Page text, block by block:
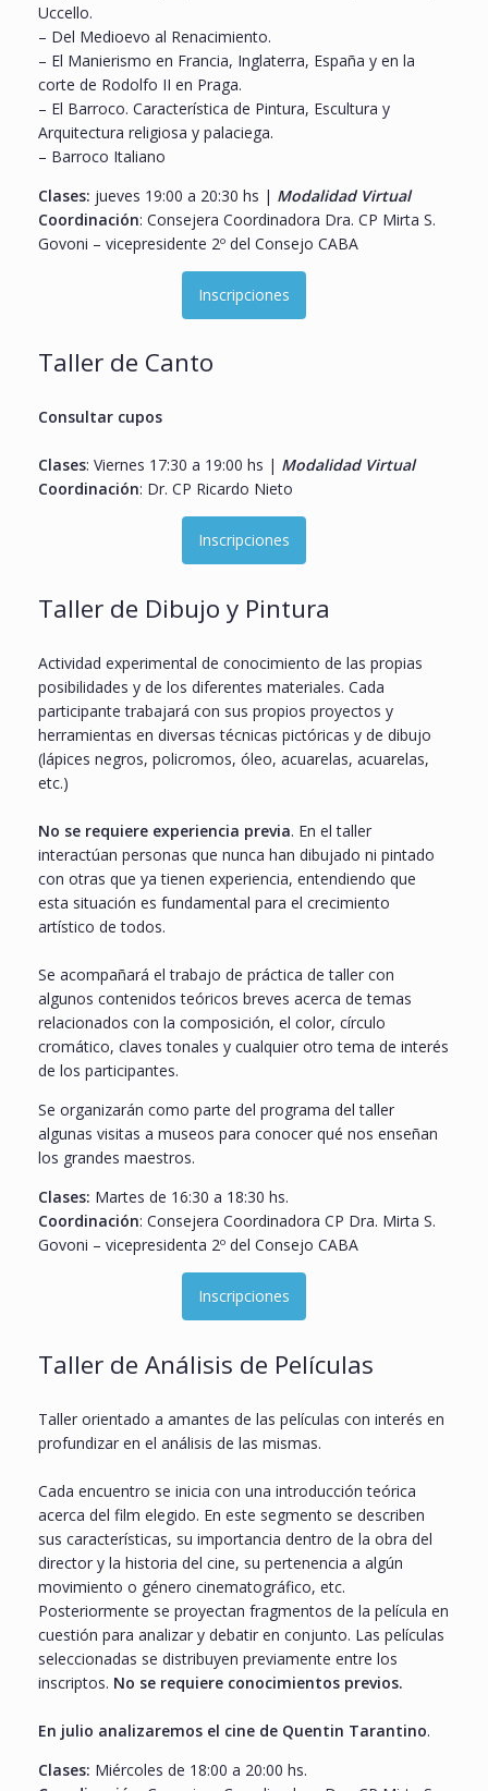
Uccello.
– Del Medioevo al Renacimiento.
– El Manierismo en Francia, Inglaterra, España y en la
corte de Rodolfo II en Praga.
– El Barroco. Característica de Pintura, Escultura y
Arquitectura religiosa y palaciega.
– Barroco Italiano
Clases: jueves 19:00 a 20:30 hs | Modalidad Virtual
Coordinación: Consejera Coordinadora Dra. CP Mirta S.
Govoni – vicepresidente 2º del Consejo CABA
Inscripciones
Taller de Canto
Consultar cupos
Clases: Viernes 17:30 a 19:00 hs | Modalidad Virtual
Coordinación: Dr. CP Ricardo Nieto
Inscripciones
Taller de Dibujo y Pintura
Actividad experimental de conocimiento de las propias
posibilidades y de los diferentes materiales. Cada
participante trabajará con sus propios proyectos y
herramientas en diversas técnicas pictóricas y de dibujo
(lápices negros, policromos, óleo, acuarelas, acuarelas,
etc.)
No se requiere experiencia previa. En el taller
interactúan personas que nunca han dibujado ni pintado
con otras que ya tienen experiencia, entendiendo que
esta situación es fundamental para el crecimiento
artístico de todos.
Se acompañará el trabajo de práctica de taller con
algunos contenidos teóricos breves acerca de temas
relacionados con la composición, el color, círculo
cromático, claves tonales y cualquier otro tema de interés
de los participantes.
Se organizarán como parte del programa del taller
algunas visitas a museos para conocer qué nos enseñan
los grandes maestros.
Clases: Martes de 16:30 a 18:30 hs.
Coordinación: Consejera Coordinadora CP Dra. Mirta S.
Govoni – vicepresidenta 2º del Consejo CABA
Inscripciones
Taller de Análisis de Películas
Taller orientado a amantes de las películas con interés en
profundizar en el análisis de las mismas.
Cada encuentro se inicia con una introducción teórica
acerca del film elegido. En este segmento se describen
sus características, su importancia dentro de la obra del
director y la historia del cine, su pertenencia a algún
movimiento o género cinematográfico, etc.
Posteriormente se proyectan fragmentos de la película en
cuestión para analizar y debatir en conjunto. Las películas
seleccionadas se distribuyen previamente entre los
inscriptos. No se requiere conocimientos previos.
En julio analizaremos el cine de Quentin Tarantino.
Clases: Miércoles de 18:00 a 20:00 hs.